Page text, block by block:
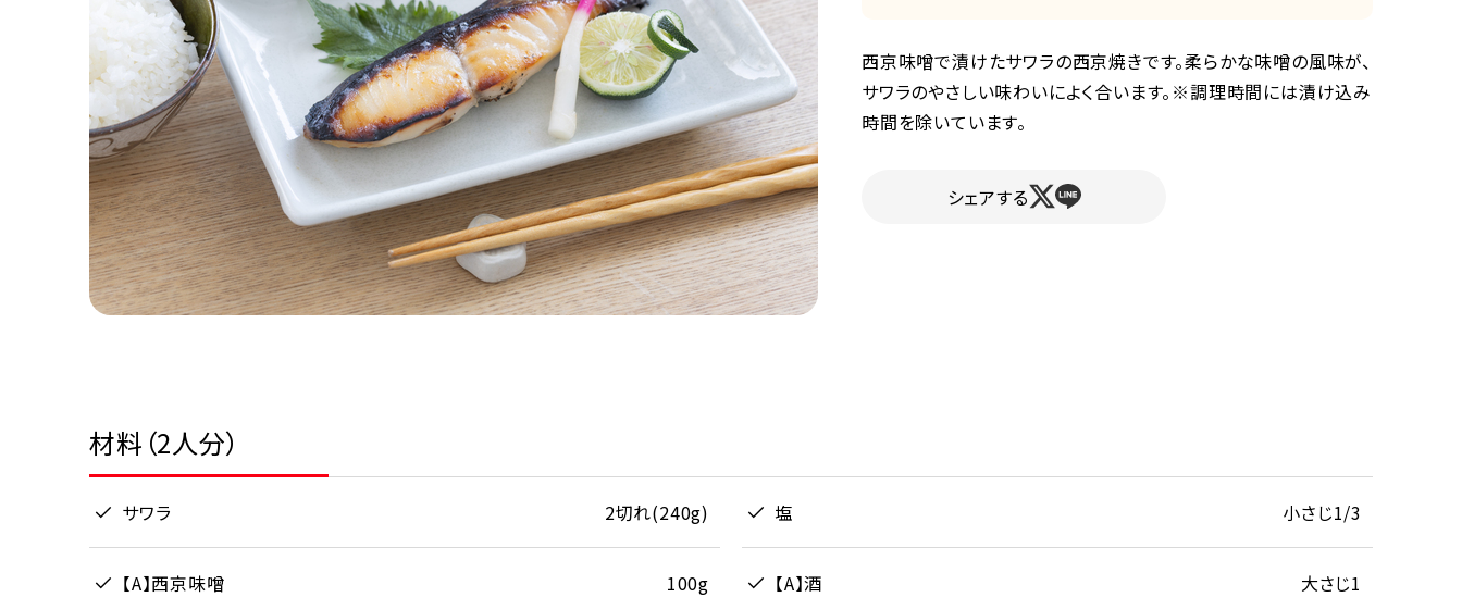
西京味噌で漬けたサワラの西京焼きです。柔らかな味噌の風味が、
サワラのやさしい味わいによく合います。※調理時間には漬け込み
時間を除いています。
シェアする
材料（2人分）
サワラ 2切れ(240g) 塩 小さじ1/3
【A】西京味噌 100g 【A】酒 大さじ1